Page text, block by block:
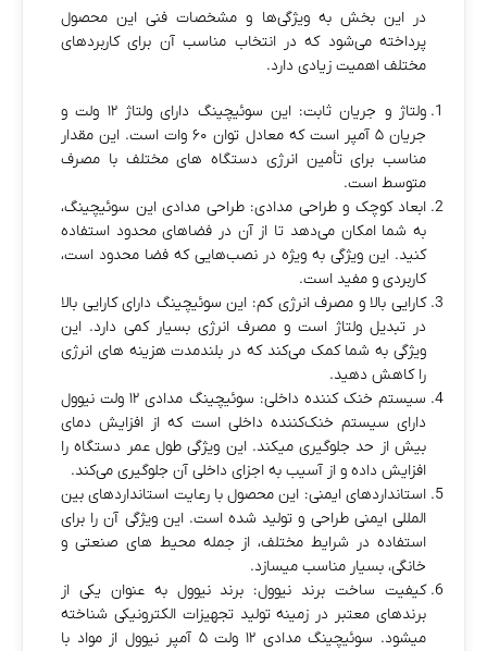
در این بخش به ویژگی‌ها و مشخصات فنی این محصول
پرداخته می‌شود که در انتخاب مناسب آن برای کاربردهای
مختلف اهمیت زیادی دارد.
ولتاژ و جریان ثابت: این سوئیچینگ دارای ولتاژ ۱۲ ولت و
جریان ۵ آمپر است که معادل توان ۶۰ وات است. این مقدار
مناسب برای تأمین انرژی دستگاه‌ های مختلف با مصرف
متوسط است.
ابعاد کوچک و طراحی مدادی: طراحی مدادی این سوئیچینگ،
به شما امکان می‌دهد تا از آن در فضاهای محدود استفاده
کنید. این ویژگی به ویژه در نصب‌هایی که فضا محدود است،
کاربردی و مفید است.
کارایی بالا و مصرف انرژی کم: این سوئیچینگ دارای کارایی بالا
در تبدیل ولتاژ است و مصرف انرژی بسیار کمی دارد. این
ویژگی به شما کمک می‌کند که در بلندمدت هزینه‌ های انرژی
را کاهش دهید.
سیستم خنک‌ کننده داخلی: سوئیچینگ مدادی ۱۲ ولت نیوول
دارای سیستم خنک‌کننده داخلی است که از افزایش دمای
بیش از حد جلوگیری میکند. این ویژگی طول عمر دستگاه را
افزایش داده و از آسیب به اجزای داخلی آن جلوگیری می‌کند.
استانداردهای ایمنی: این محصول با رعایت استانداردهای بین‌
المللی ایمنی طراحی و تولید شده است. این ویژگی آن را برای
استفاده در شرایط مختلف، از جمله محیط‌ های صنعتی و
خانگی، بسیار مناسب میسازد.
کیفیت ساخت برند نیوول: برند نیوول به عنوان یکی از
برندهای معتبر در زمینه تولید تجهیزات الکترونیکی شناخته
میشود. سوئیچینگ مدادی ۱۲ ولت ۵ آمپر نیوول از مواد با